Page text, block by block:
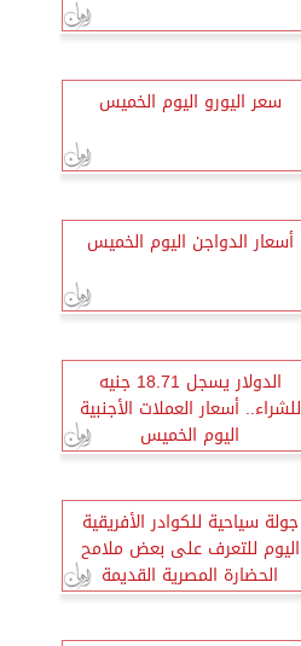
سعر اليورو اليوم الخميس
أسعار الدواجن اليوم الخميس
الدولار يسجل 18.71 جنيه
للشراء.. أسعار العملات الأجنبية
اليوم الخميس
جولة سياحية للكوادر الأفريقية
اليوم للتعرف على بعض ملامح
الحضارة المصرية القديمة
والحديثة